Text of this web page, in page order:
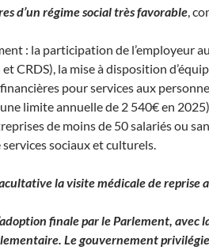
d’un régime social très favorable,
: la participation de l’employeur
CRDS), la mise à disposition
pour services aux
limite annuelle de 2 540€ en
de moins de 50 salariés ou
sociaux et culturels.
la visite médicale de reprise
finale par le Parlement, avec
Le gouvernement